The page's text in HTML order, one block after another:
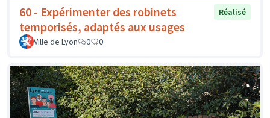
60 - Expérimenter des robinets
temporisés, adaptés aux usages
Réalisé
Ville de Lyon 0 0